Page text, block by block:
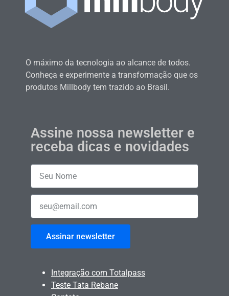
O máximo da tecnologia ao alcance de todos.
Conheça e experimente a transformação que os
produtos Millbody tem trazido ao Brasil.
Assine nossa newsletter e
receba dicas e novidades
Assinar newsletter
Integração com Totalpass
Teste Tata Rebane